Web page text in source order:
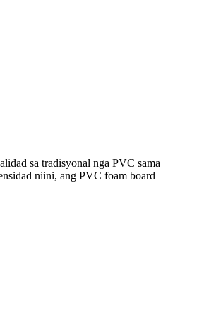
sa tradisyonal nga PVC sama
niini, ang PVC foam board